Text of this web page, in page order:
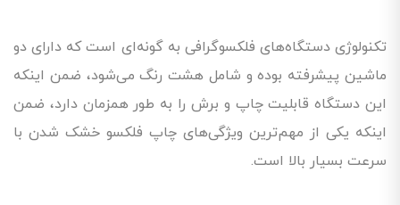
تکنولوژی دستگاه‌های فلکسوگرافی به گونه‌ای است که دارای دو
ماشین پیشرفته بوده و شامل هشت رنگ می‌شود، ضمن اینکه
این دستگاه قابلیت چاپ و برش را به طور همزمان دارد، ضمن
اینکه یکی از مهم‌ترین ویژگی‌های چاپ فلکسو خشک شدن با
سرعت بسیار بالا است.